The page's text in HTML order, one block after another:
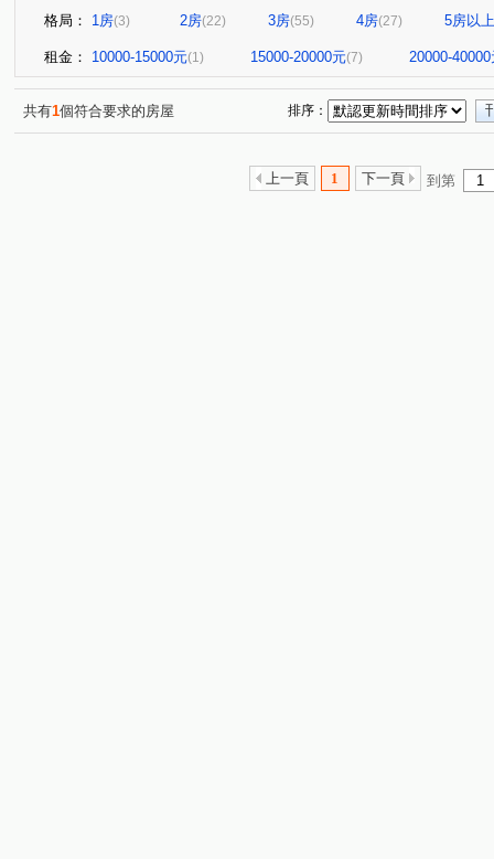
格局： 1房(3) 2房(22) 3房(55) 4房(27) 5房以上
租金： 10000-15000元(1) 15000-20000元(7) 20000-40000
共有1個符合要求的房屋 排序：
上一頁 1 下一頁 到第